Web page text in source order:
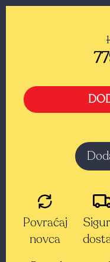
Povraćaj
novca